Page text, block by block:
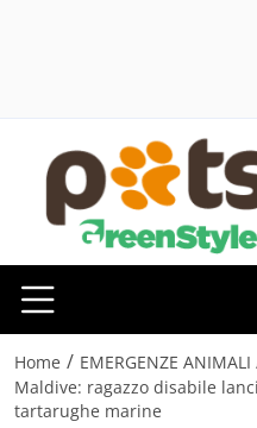
Home / EMERGENZE ANIMALI
Maldive: ragazzo disabile
tartarughe marine